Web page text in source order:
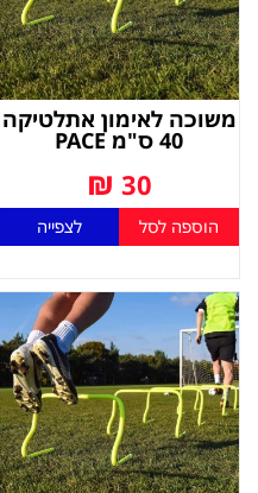
משוכה לאימון אתלטיקה
40 ס"מ PACE
30
₪
הוספה לסל לצפייה